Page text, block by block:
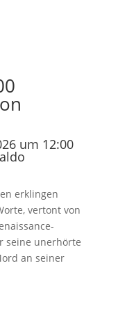
um 12:00
erklingen
vertont von
seine unerhörte
an seiner